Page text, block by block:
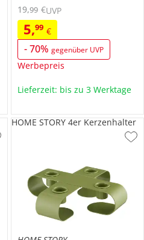
5,99 €
-70% gegenüber UVP
Werbepreis
19,99 €UVP
Lieferzeit: bis zu 3 Werktage
HOME STORY 4er Kerzenhalter